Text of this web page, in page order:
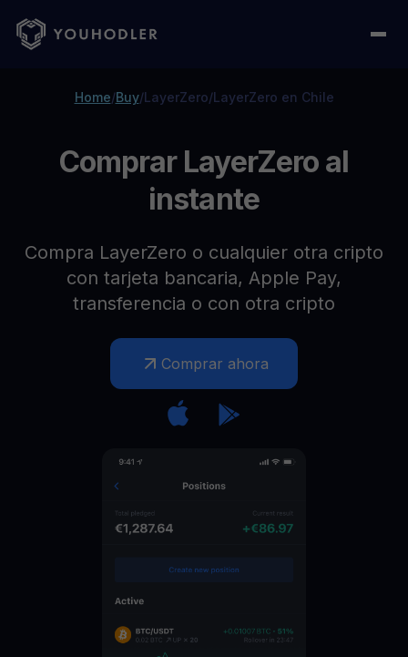
Home/Buy/LayerZero/LayerZero en Chile
Comprar LayerZero al
instante
Compra LayerZero o cualquier otra cripto
con tarjeta bancaria, Apple Pay,
transferencia o con otra cripto
Comprar ahora